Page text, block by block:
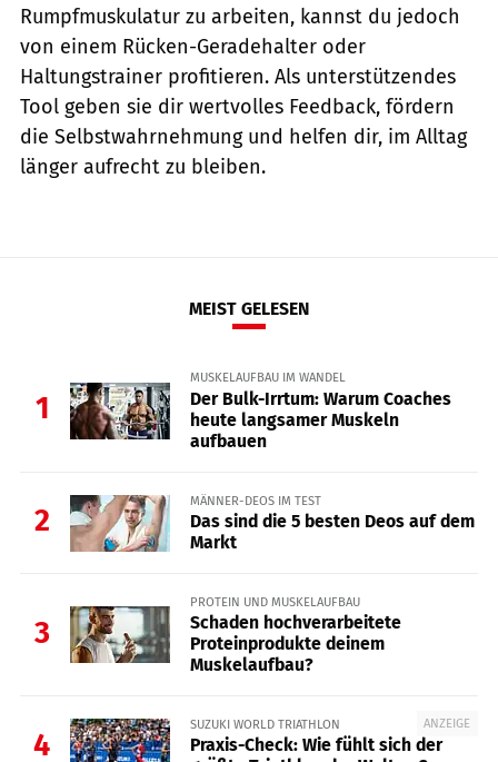
Rumpfmuskulatur zu arbeiten, kannst du jedoch
von einem Rücken-Geradehalter oder
Haltungstrainer profitieren. Als unterstützendes
Tool geben sie dir wertvolles Feedback, fördern
die Selbstwahrnehmung und helfen dir, im Alltag
länger aufrecht zu bleiben.
MEIST GELESEN
1
MUSKELAUFBAU IM WANDEL
Der Bulk-Irrtum: Warum Coaches
heute langsamer Muskeln
aufbauen
2
MÄNNER-DEOS IM TEST
Das sind die 5 besten Deos auf dem
Markt
3
PROTEIN UND MUSKELAUFBAU
Schaden hochverarbeitete
Proteinprodukte deinem
Muskelaufbau?
4
ANZEIGE
SUZUKI WORLD TRIATHLON
Praxis-Check: Wie fühlt sich der